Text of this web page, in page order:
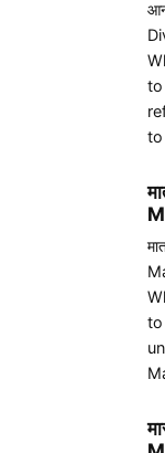
to
to
to